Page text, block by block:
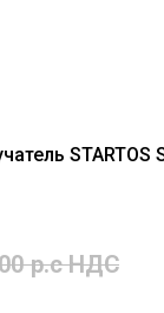
STARTOS
р.c НДС